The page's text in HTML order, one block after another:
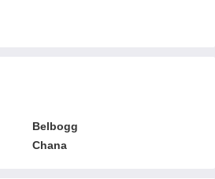
Belbogg
Chana